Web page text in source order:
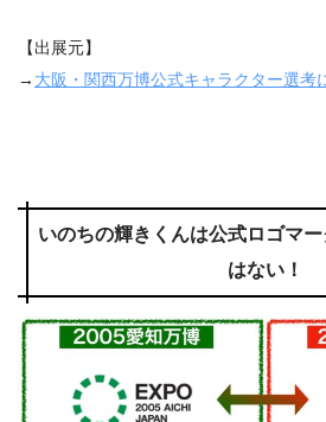
【出展元】
→ 大阪・関西万博公式キャラクター選考
いのちの輝きくんは公式ロゴマ
はない！